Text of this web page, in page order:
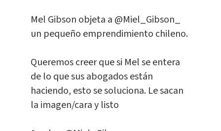
Mel Gibson objeta a @Miel_Gibson_
un pequeño emprendimiento chileno.
Queremos creer que si Mel se entera
de lo que sus abogados están
haciendo, esto se soluciona. Le sacan
la imagen/cara y listo